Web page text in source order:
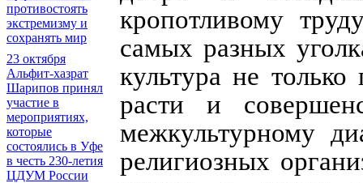
противостоять
экстремизму и
сохранять мир
23 октября
Альфит-хазрат
Шарипов принял
участие в
мероприятиях,
которые
состоялись в Уфе
в честь 230-летия
ЦДУМ России
кропотливому
самых разных
культура не
расти и
межкультурному
религиозных